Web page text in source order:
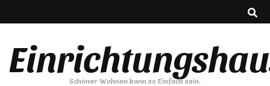
Schöner Wohnen kann so Einfach sein.